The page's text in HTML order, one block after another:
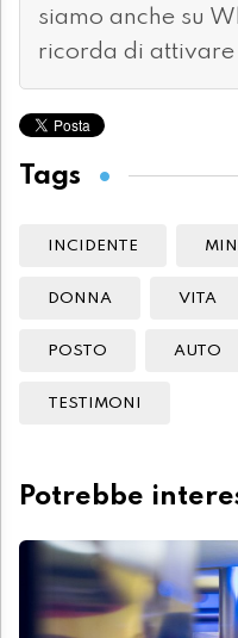
siamo anche su
ricorda di attivare
Tags
INCIDENTE
DONNA VITA
POSTO AUTO
TESTIMONI
Potrebbe